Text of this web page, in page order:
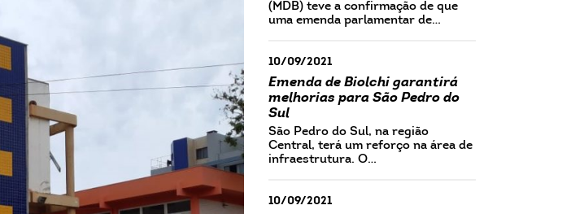
(MDB) teve a confirmação de que
uma emenda parlamentar de…
10/09/2021
Emenda de Biolchi garantirá
melhorias para São Pedro do
Sul
São Pedro do Sul, na região
Central, terá um reforço na área de
infraestrutura. O…
10/09/2021